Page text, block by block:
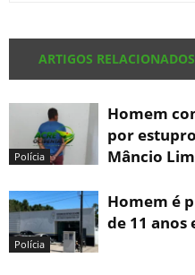
ARTIGOS RELACIONADOS
Polícia
Homem
por
Mâncio
Polícia
Homem é
de 11 anos